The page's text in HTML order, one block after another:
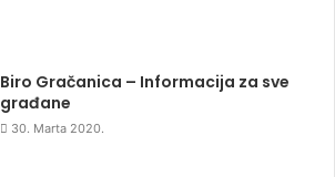
Biro Gračanica – Informacija za sve
građane
30. Marta 2020.